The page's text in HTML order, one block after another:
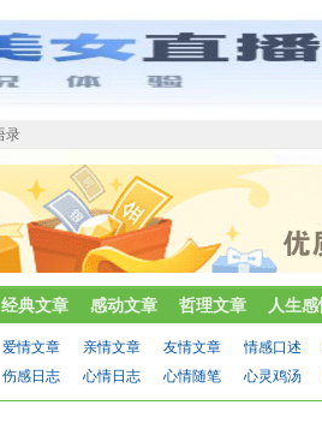
录
经典文章 感动文章 哲理文章 人生
爱情文章 亲情文章 友情文章 情感口述
伤感日志 心情日志 心情随笔 心灵鸡汤